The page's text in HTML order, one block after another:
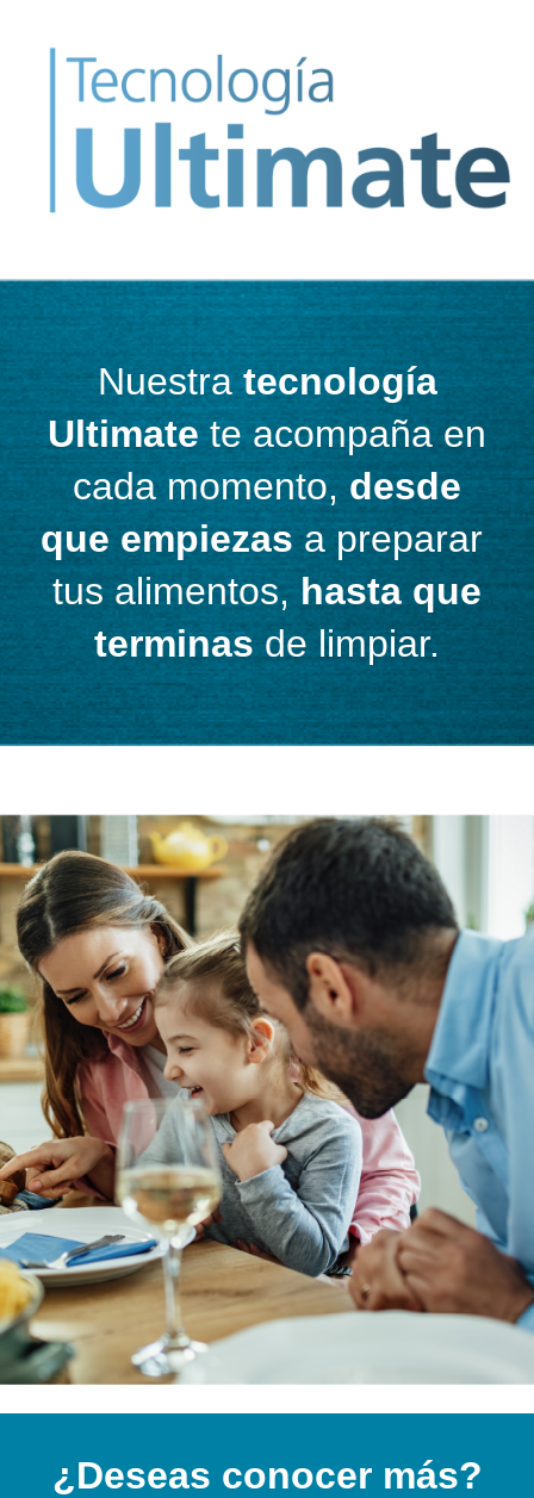
Nuestratecnología
Ultimatete acompaña en
cada momento,desde
que empiezasa preparar
tus alimentos,hasta que
terminasde limpiar.
¿Deseas conocer más?